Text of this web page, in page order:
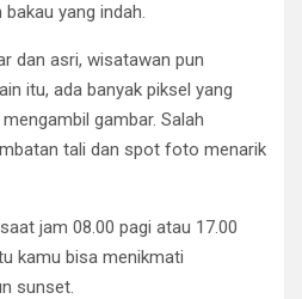
yang indah.
dan asri, wisatawan pun
itu, ada banyak piksel yang
gambar. Salah
tali dan spot foto menarik
jam 08.00 pagi atau 17.00
kamu bisa menikmati
sunset.